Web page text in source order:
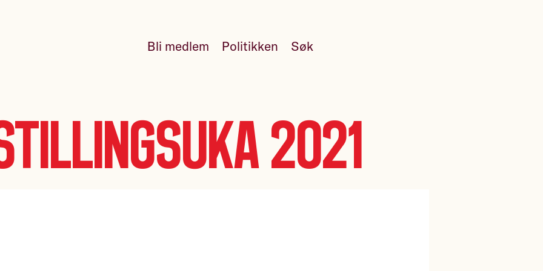
Bli medlem Politikken Søk
2021